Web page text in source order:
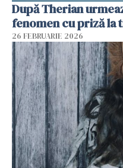
După Therian
fenomen cu priză la
26 FEBRUARIE 2026